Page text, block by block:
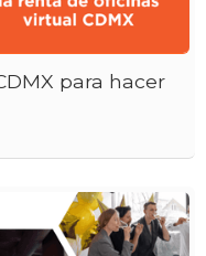
para hacer